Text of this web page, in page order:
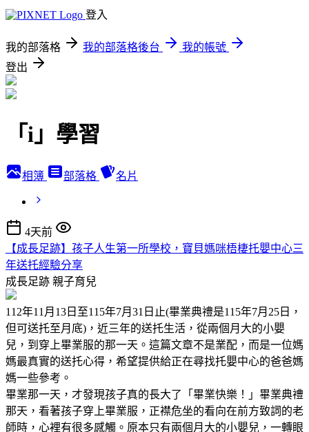
登入
我的部落格 我的部落格後台
我的帳號
登出
「i」學習
相簿 部落格 名片
4天前
【成長足跡】孩子人生第一所學校，寶貝媽咪梧棲托嬰中心三
年送托經驗分享
成長足跡 親子育兒
112年11月13日至115年7月31日止(畢業典禮是115年7月25日，
但可送托至月底)，近三年的送托生活，從兩個月大的小嬰
兒，到穿上畢業服的那一天。這篇文章不是業配，而是一位媽
媽最真實的送托心得，希望提供給正在尋找托嬰中心的爸爸媽
媽一些參考。
畢業那一天，才發現孩子真的長大了「畢業快樂！」畢業典禮
那天，看著孩子穿上畢業服，正襟危坐的看向在前方致詞的老
師時，心裡有很多感觸。原本只有兩個月大的小嬰兒，一轉眼